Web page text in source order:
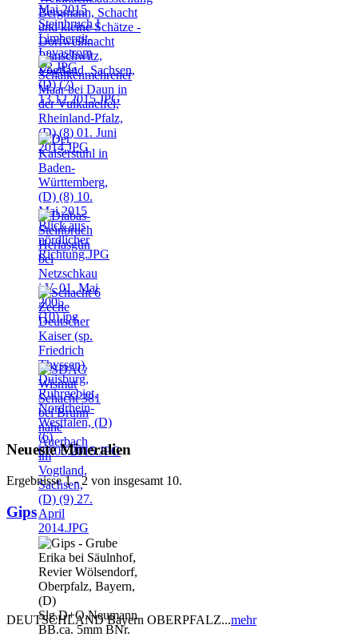
Neueste Mineralien
Ergebnisse 1 - 2 von insgesamt 10.
Gips
DEUTSCHLAND Bayern OBERPFALZ...mehr